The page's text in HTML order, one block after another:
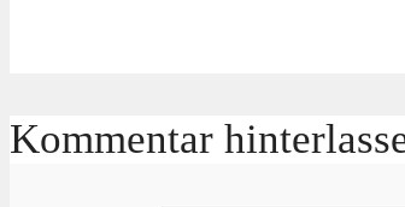
Kommentar